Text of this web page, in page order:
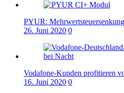
PYUR:
26. Juni 2020 0
Vodafone-Kunden profitieren
16. Juni 2020 0